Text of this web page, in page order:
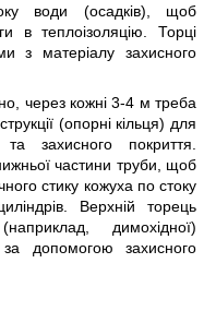
води (осадків), щоб
в теплоізоляцію. Торці
з матеріалу захисного
через кожні 3-4 м треба
(опорні кільця) для
та захисного покриття.
частини труби, щоб
стику кожуха по стоку
Верхній торець
димохідної)
за допомогою захисного